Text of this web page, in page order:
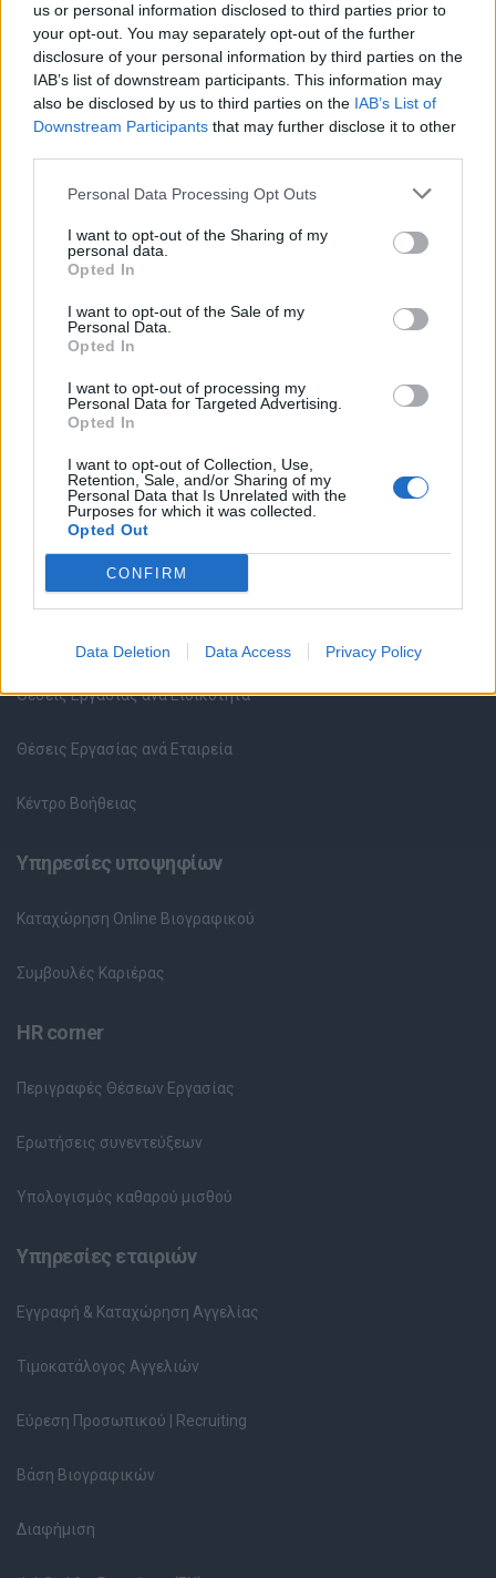
us or personal information disclosed to third parties prior to
your opt-out. You may separately opt-out of the further
disclosure of your personal information by third parties on the
IAB’s list of downstream participants. This information may
also be disclosed by us to third parties on the IAB’s List of
Downstream Participants that may further disclose it to other
Personal Data Processing Opt Outs
I want to opt-out of the Sharing of my
personal data.
Opted In
I want to opt-out of the Sale of my
Personal Data.
Opted In
I want to opt-out of processing my
Personal Data for Targeted Advertising.
Opted In
I want to opt-out of Collection, Use,
Retention, Sale, and/or Sharing of my
Personal Data that Is Unrelated with the
Purposes for which it was collected.
Opted Out
CONFIRM
Data Deletion Data Access Privacy Policy
Μετά τη συλλογή και αξιολόγηση των βιογραφικών
σημειωμάτων θα επικοινωνήσουμε με τους υποψηφίους που
ανταποκρίνονται στις απαιτήσεις της θέσης προς στελέχωση
για να οριστεί συνάντηση για συνέντευξη.
Για περισσότερες θέσεις εργασίας επισκεφθείτε την
www.adecco.gr
και καταχωρίστε το
βιογραφικό σας σημείωμα στη βάση μας. Για την καταχώριση
του βιογραφικού σας στη βάση της Adecco προτείνεται η
Όλες οι αιτήσεις θεωρούνται απόλυτα εμπιστευτικές.
Θέσεις εργασίας
Όλες οι Θέσεις Εργασίας
Θέσεις Εργασίας ανά Ειδικότητα
Θέσεις Εργασίας ανά Εταιρεία
Κέντρο Βοήθειας
Υπηρεσίες υποψηφίων
Καταχώρηση Online Βιογραφικού
Συμβουλές Καριέρας
HR corner
Περιγραφές Θέσεων Εργασίας
Ερωτήσεις συνεντεύξεων
Υπολογισμός καθαρού μισθού
Υπηρεσίες εταιριών
Εγγραφή & Καταχώρηση Αγγελίας
Τιμοκατάλογος Αγγελιών
Εύρεση Προσωπικού | Recruiting
Βάση Βιογραφικών
Διαφήμιση